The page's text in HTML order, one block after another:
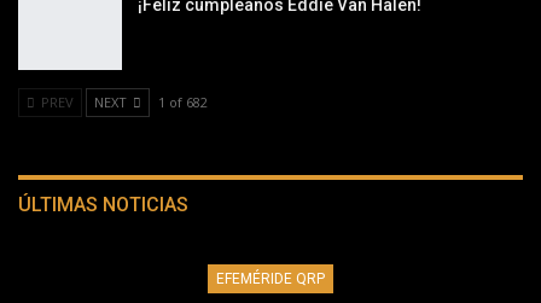
¡Feliz cumpleaños Eddie Van Halen!
PREV NEXT 1 of 682
ÚLTIMAS NOTICIAS
EFEMÉRIDE QRP